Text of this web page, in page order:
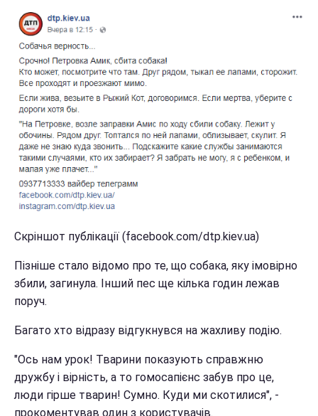
Скріншот публікації (facebook.com/dtp.kiev.ua)
Пізніше стало відомо про те, що собака, яку імовірно
збили, загинула. Інший пес ще кілька годин лежав
поруч.
Багато хто відразу відгукнувся на жахливу подію.
"Ось нам урок! Тварини показують справжню
дружбу і вірність, а то гомосапієнс забув про це,
люди гірше тварин! Сумно. Куди ми скотилися", -
прокоментував один з користувачів.